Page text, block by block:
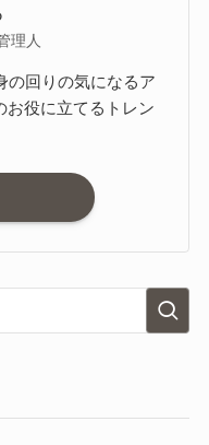
理人
の回りの気になるア
お役に立てるトレン